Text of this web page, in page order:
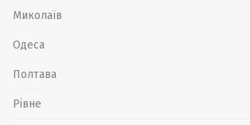
Миколаїв
Одеса
Полтава
Рівне